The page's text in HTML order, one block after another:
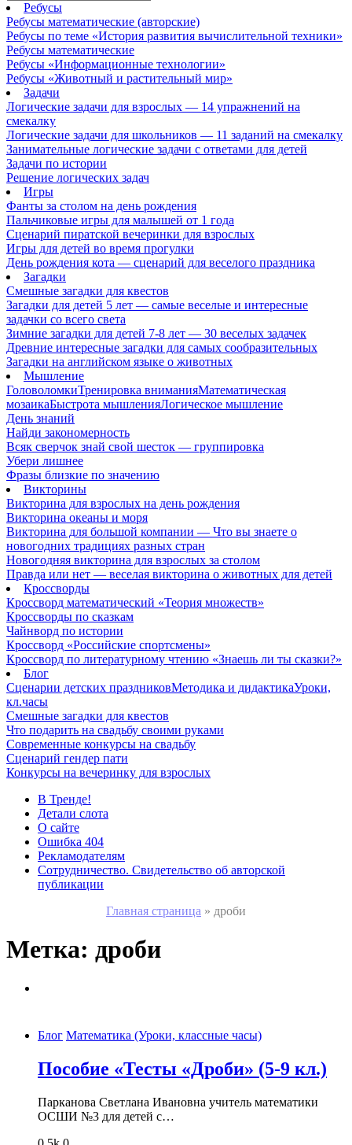
Ребусы
Ребусы математические (авторские)
Ребусы по теме «История развития вычислительной техники»
Ребусы математические
Ребусы «Информационные технологии»
Ребусы «Животный и растительный мир»
Задачи
Логические задачи для взрослых — 14 упражнений на
смекалку
Логические задачи для школьников — 11 заданий на смекалку
Занимательные логические задачи с ответами для детей
Задачи по истории
Решение логических задач
Игры
Фанты за столом на день рождения
Пальчиковые игры для малышей от 1 года
Сценарий пиратской вечеринки для взрослых
Игры для детей во время прогулки
День рождения кота — сценарий для веселого праздника
Загадки
Смешные загадки для квестов
Загадки для детей 5 лет — самые веселые и интересные
задачки со всего света
Зимние загадки для детей 7-8 лет — 30 веселых задачек
Древние интересные загадки для самых сообразительных
Загадки на английском языке о животных
Мышление
ГоловоломкиТренировка вниманияМатематическая
мозаикаБыстрота мышленияЛогическое мышление
День знаний
Найди закономерность
Всяк сверчок знай свой шесток — группировка
Убери лишнее
Фразы близкие по значению
Викторины
Викторина для взрослых на день рождения
Викторина океаны и моря
Викторина для большой компании — Что вы знаете о
новогодних традициях разных стран
Новогодняя викторина для взрослых за столом
Правда или нет — веселая викторина о животных для детей
Кроссворды
Кроссворд математический «Теория множеств»
Кроссворды по сказкам
Чайнворд по истории
Кроссворд «Российские спортсмены»
Кроссворд по литературному чтению «Знаешь ли ты сказки?»
Блог
Сценарии детских праздниковМетодика и дидактикаУроки,
кл.часы
Смешные загадки для квестов
Что подарить на свадьбу своими руками
Современные конкурсы на свадьбу
Сценарий гендер пати
Конкурсы на вечеринку для взрослых
В Тренде!
Детали слота
О сайте
Ошибка 404
Рекламодателям
Сотрудничество. Свидетельство об авторской
публикации
Главная страница » дроби
Метка: дроби
Блог Математика (Уроки, классные часы)
Пособие «Тесты «Дроби» (5-9 кл.)
Парканова Светлана Ивановна учитель математики
ОСШИ №3 для детей с…